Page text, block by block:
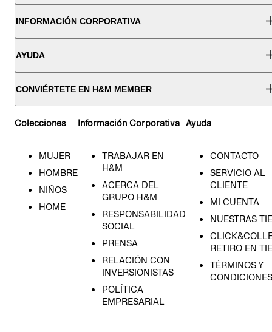
INFORMACIÓN CORPORATIVA
AYUDA
CONVIÉRTETE EN H&M MEMBER
Colecciones
MUJER
HOMBRE
NIÑOS
HOME
Información Corporativa
TRABAJAR EN
H&M
ACERCA DEL
GRUPO H&M
RESPONSABILIDAD
SOCIAL
PRENSA
RELACIÓN CON
INVERSIONISTAS
POLÍTICA
EMPRESARIAL
Ayuda
CONTACTO
SERVICIO AL
CLIENTE
MI CUENTA
NUESTRAS
RETIRO EN
TÉRMINOS Y
CONDICIONES